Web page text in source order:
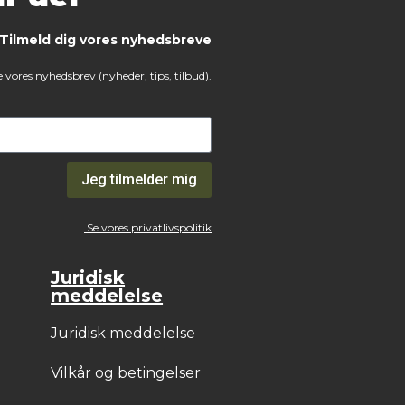
Tilmeld dig vores nyhedsbreve
nyhedsbrev (nyheder, tips, tilbud).
Jeg tilmelder mig
Se vores privatlivspolitik
Juridisk
meddelelse
Juridisk meddelelse
Vilkår og betingelser